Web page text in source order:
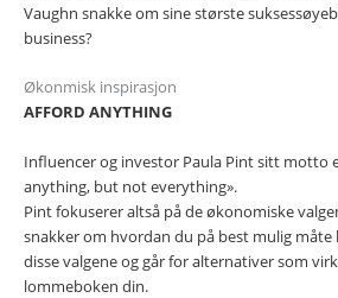
Vaughn snakke om sine største
business?
Økonmisk inspirasjon
AFFORD ANYTHING
Influencer og investor Paula Pint sitt motto
anything, but not everything».
Pint fokuserer altså på de økonomiske
snakker om hvordan du på best mulig
disse valgene og går for alternativer som
lommeboken din.